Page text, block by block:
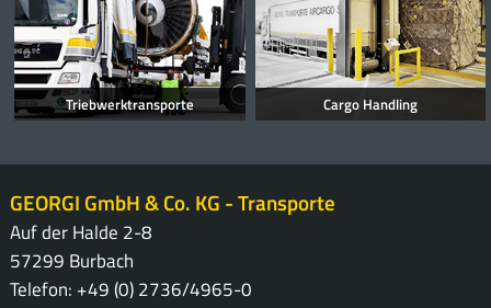
Triebwerktransporte Cargo Handling
GEORGI GmbH & Co. KG - Transporte
Auf der Halde 2-8
57299 Burbach
Telefon: +49 (0) 2736/4965-0